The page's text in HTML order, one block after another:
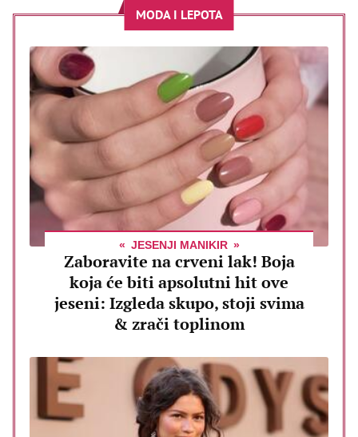
MODA I LEPOTA
JESENJI MANIKIR
Zaboravite na crveni lak! Boja
koja će biti apsolutni hit ove
jeseni: Izgleda skupo, stoji svima
& zrači toplinom